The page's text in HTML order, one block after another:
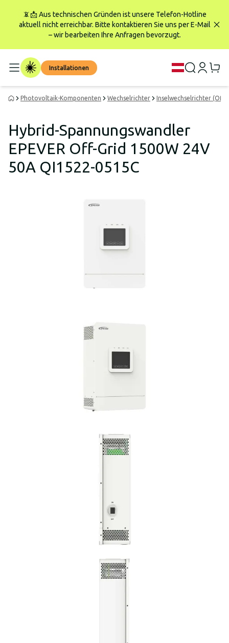
📵📩 Aus technischen Gründen ist unsere Telefon-Hotline
aktuell nicht erreichbar. Bitte kontaktieren Sie uns per E-Mail
– wir bearbeiten Ihre Anfragen bevorzugt.
Installationen
Photovoltaik-Komponenten Wechselrichter Inselwechselrichter (Off-
Hybrid-Spannungswandler
EPEVER Off-Grid 1500W 24V
50A QI1522-0515C